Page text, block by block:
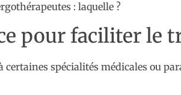
: laquelle ?
pour faciliter le
certaines spécialités médicales ou